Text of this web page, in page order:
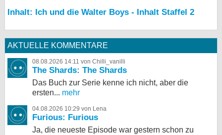
Inhalt: Ich und die Walter Boys - Inhalt Staffel 2
AKTUELLE KOMMENTARE
08.08.2026 14:11 von Chilli_vanilli
The Shards: The Shards
Das Buch zur Serie kenne ich nicht, aber die
ersten... mehr
04.08.2026 10:29 von Lena
Furious: Furious
Ja, die neueste Episode war gestern schon zu